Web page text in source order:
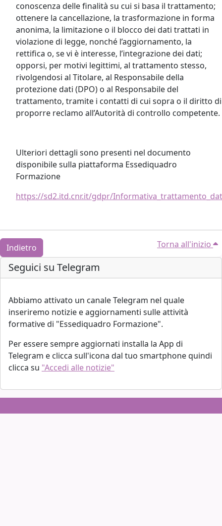
conoscenza delle finalità su cui si basa il trattamento;
ottenere la cancellazione, la trasformazione in forma
anonima, la limitazione o il blocco dei dati trattati in
violazione di legge, nonché l’aggiornamento, la
rettifica o, se vi è interesse, l’integrazione dei dati;
opporsi, per motivi legittimi, al trattamento stesso,
rivolgendosi al Titolare, al Responsabile della
protezione dati (DPO) o al Responsabile del
trattamento, tramite i contatti di cui sopra o il diritto di
proporre reclamo all’Autorità di controllo competente.
Ulteriori dettagli sono presenti nel documento
disponibile sulla piattaforma Essediquadro
Formazione
https://sd2.itd.cnr.it/gdpr/
Indietro Torna all'inizio
Blocchi
Salta Seguici su Telegram
Seguici su Telegram
Abbiamo attivato un canale Telegram nel quale
inseriremo notizie e aggiornamenti sulle attività
formative di "Essediquadro Formazione".
Per essere sempre aggiornati installa la App di
Telegram e clicca sull'icona dal tuo smartphone quindi
clicca su "Accedi alle notizie"